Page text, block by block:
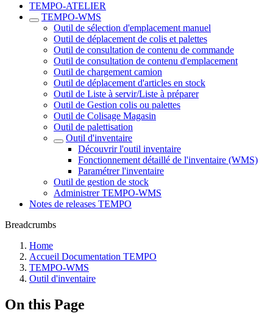
TEMPO-ATELIER
TEMPO-WMS
Outil de sélection d'emplacement manuel
Outil de déplacement de colis et palettes
Outil de consultation de contenu de commande
Outil de consultation de contenu d'emplacement
Outil de chargement camion
Outil de déplacement d'articles en stock
Outil de Liste à servir/Liste à préparer
Outil de Gestion colis ou palettes
Outil de Colisage Magasin
Outil de palettisation
Outil d'inventaire
Découvrir l'outil inventaire
Fonctionnement détaillé de l'inventaire (WMS)
Paramétrer l'inventaire
Outil de gestion de stock
Administrer TEMPO-WMS
Notes de releases TEMPO
Breadcrumbs
Home
Accueil Documentation TEMPO
TEMPO-WMS
Outil d'inventaire
On this Page